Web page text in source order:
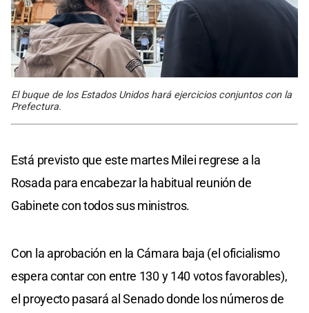
El buque de los Estados Unidos hará ejercicios conjuntos con la
Prefectura.
Está previsto que este martes Milei regrese a la
Rosada para encabezar la habitual reunión de
Gabinete con todos sus ministros.
Con la aprobación en la Cámara baja (el oficialismo
espera contar con entre 130 y 140 votos favorables),
el proyecto pasará al Senado donde los números de